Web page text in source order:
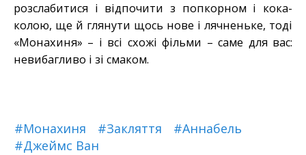
розслабитися і відпочити з попкорном і кока-
колою, ще й глянути щось нове і лячненьке, тоді
«Монахиня» – і всі схожі фільми – саме для вас:
невибагливо і зі смаком.
#Монахиня #Закляття
#Аннабель
#Джеймс Ван